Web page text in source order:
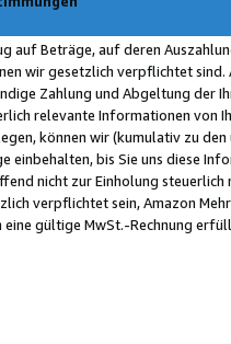
auf Beträge, auf deren
wir gesetzlich verpflichtet
Zahlung und Abgeltung der
relevante Informationen von
können wir (kumulativ zu
einbehalten, bis Sie uns diese
nicht zur Einholung
verpflichtet sein, Amazon
eine gültige MwSt.-Rechnung